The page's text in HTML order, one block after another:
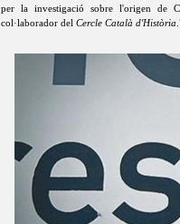
per la investigació sobre l'origen de
col·laborador del Cercle Català d'Història